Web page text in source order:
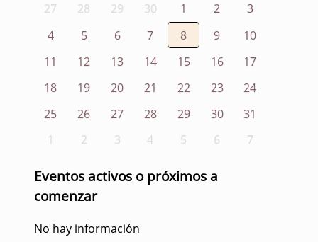
27 28 29 30 1 2
3
4
5 6 7 8 9
10
11
12 13 14 15 16
17
18
19 20 21 22 23
24
25
26 27 28 29 30
31
1
2 3 4 5 6 7
Eventos activos o próximos a
comenzar
No hay información